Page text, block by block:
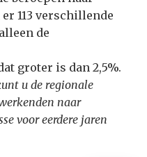
113 verschillende
de
groter is dan 2,5%.
u de regionale
naar
voor eerdere jaren